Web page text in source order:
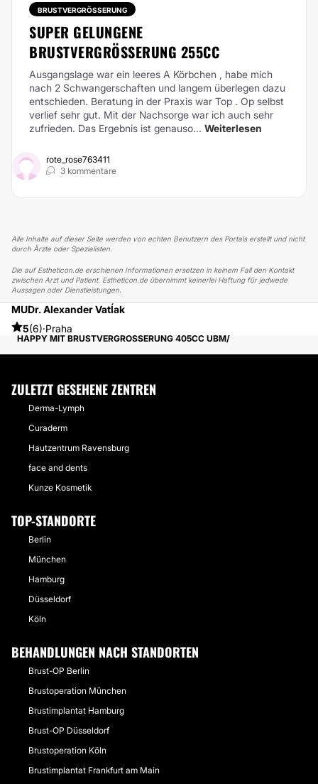
BRUSTVERGRÖSSERUNG
SUPER GELUNGENE
BRUSTVERGRÖSSERUNG 255CC
Ausgangslage war ein leeres A Körbchen , habe mich
nach 2 Schwangerschaften und langem überlegen dazu
entschieden. Beratung in der Praxis war Top . Op selbst
verlief sehr gut. Mit der Nachsorge war ich auch sehr
zufrieden. Das Ergebnis ist genauso... Weiterlesen
rote_rose763411
3 kommentare
Alle Inhalte auf dieser Seite werden von echten Benutzern des Portals erstellt und nicht
durch Ärzte oder Spezialisten.
Die auf Estheticon.de erschienen Informationen ersetzen in keinem Fall den Kontakt
zwischen Arzt und Patient. Estheticon.de übernimmt keinerlei Haftung für jedwede
Aussagen oder Dienstleistungen.
MUDr. Alexander Vatĺak
5(6)·Praha
ESTHETICON
ERFAHRUNGSBERICHTE
ERFAHRUNGSBERICHTE ÜBER BRUSTVERGRÖSSERUNG
HAPPY MIT BRUSTVERGRÖSSERUNG 405CC ÜBM
ZULETZT GESEHENE ZENTREN
Derma-Lymph
Curaderm
Hautzentrum Ravensburg
face and dents
Kunze Kosmetik
TOP-STANDORTE
Berlin
München
Hamburg
Düsseldorf
Köln
BEHANDLUNGEN NACH STANDORTEN
Brust-OP Berlin
Brustoperation München
Brustimplantat Hamburg
Brust-OP Düsseldorf
Brustoperation Köln
Brustimplantat Frankfurt am Main